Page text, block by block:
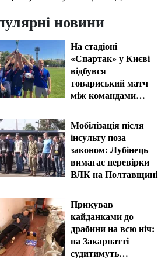
новини
На стадіоні
«Спартак» у Києві
відбувся
товариський матч
між командами
Франції
Мобілізація після
інсульту поза
законом: Лубінець
вимагає перевірки
ВЛК на Полтавщині
Прикував
кайданками до
драбини на всю ніч:
на Закарпатті
судитимуть